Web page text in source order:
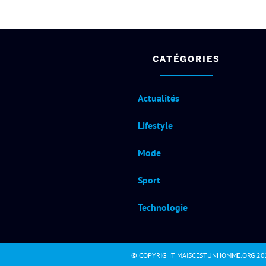
CATÉGORIES
Actualités
Lifestyle
Mode
Sport
Technologie
© COPYRIGHT MAISCESTUNHOMME.ORG